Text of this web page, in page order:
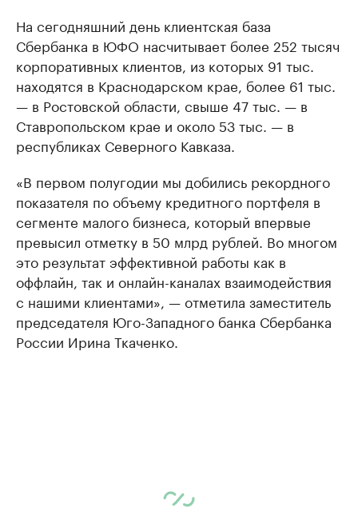
На сегодняшний день клиентская база
Сбербанка в ЮФО насчитывает более 252 тысяч
корпоративных клиентов, из которых 91 тыс.
находятся в Краснодарском крае, более 61 тыс.
— в Ростовской области, свыше 47 тыс. — в
Ставропольском крае и около 53 тыс. — в
республиках Северного Кавказа.
«В первом полугодии мы добились рекордного
показателя по объему кредитного портфеля в
сегменте малого бизнеса, который впервые
превысил отметку в 50 млрд рублей. Во многом
это результат эффективной работы как в
оффлайн, так и онлайн-каналах взаимодействия
с нашими клиентами», — отметила заместитель
председателя Юго-Западного банка Сбербанка
России Ирина Ткаченко.